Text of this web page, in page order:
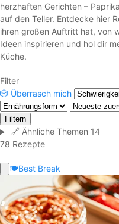
herzhaften Gerichten –
auf den Teller. Entdecke hier
ihren großen Auftritt hat, von
Ideen inspirieren und hol dir
Küche.
Filter
🎲 Überrasch mich
Filtern
🔗 Ähnliche Themen 14
78 Rezepte
🍽️Best Break